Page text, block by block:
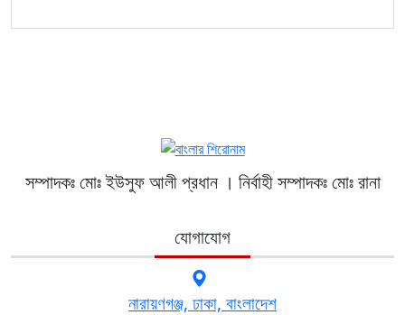
সম্পাদকঃ মোঃ ইউসুফ আলী প্রধান । নির্বাহী সম্পাদকঃ মোঃ রানা
যোগাযোগ
নারায়ণগঞ্জ, ঢাকা, বাংলাদেশ